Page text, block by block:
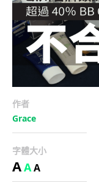
作者
Grace
字體大小
AAA